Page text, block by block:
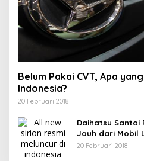
Belum Pakai CVT, Apa
Indonesia?
20 Februari 2018
Daihatsu Santai
Jauh dari Mobil
20 Februari 2018